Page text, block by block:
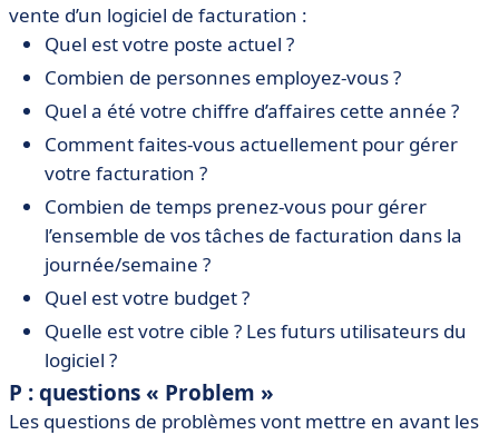
vente d’un logiciel de facturation :
Quel est votre poste actuel ?
Combien de personnes employez-vous ?
Quel a été votre chiffre d’affaires cette année ?
Comment faites-vous actuellement pour gérer
votre facturation ?
Combien de temps prenez-vous pour gérer
l’ensemble de vos tâches de facturation dans la
journée/semaine ?
Quel est votre budget ?
Quelle est votre cible ? Les futurs utilisateurs du
logiciel ?
P : questions « Problem »
Les questions de problèmes vont mettre en avant les